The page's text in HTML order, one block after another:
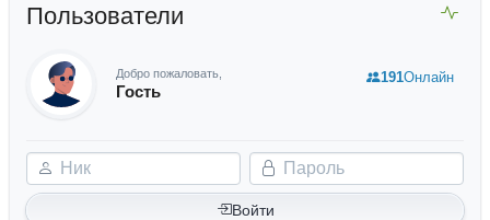
Пользователи
Добро пожаловать,
Гость
Ник Пароль
Войти
191Онлайн